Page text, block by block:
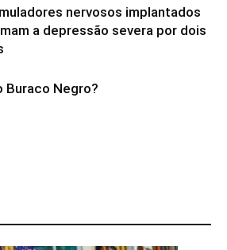
nervosos implantados
a depressão severa por dois
Buraco Negro?